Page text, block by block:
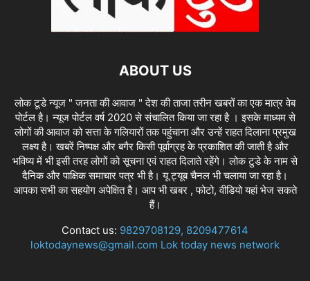
ABOUT US
लोक टूडे न्यूज " जनता की आवाज " देश की ताजा तरीन खबरों का एक मात्र वेब
पोर्टल है। न्यूज पोर्टल वर्ष 2020 से संचालित किया जा रहा है । इसके माध्यम से
लोगों की आवाज को सत्ता के गलियारों तक पहुंचाना और उन्हें राहत दिलाना प्रमुख
लक्ष्य है। खबरें निष्पक्ष और बगैर किसी पूर्वाग्रह के प्रकाशित की जाती है और
भविष्य में भी इसी तरह लोगों को सूचना एवं राहत दिलाते रहेंगे। लोक टुडे के नाम से
दैनिक और पाक्षिक समाचार पत्र भी है। यू ट्यूब चैनल भी चलाया जा रहा है।
आपका सभी का सहयोग अपेक्षित है। आप भी खबर , फोटो, वीडियो यहां भेज सकते
हैं।
Contact us: 9829708129, 8209477614
loktodaynews@gmail.com Lok today news network